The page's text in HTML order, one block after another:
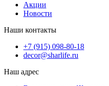
Акции
Новости
Наши контакты
+7 (915) 098-80-18
decor@sharlife.ru
Наш адрес